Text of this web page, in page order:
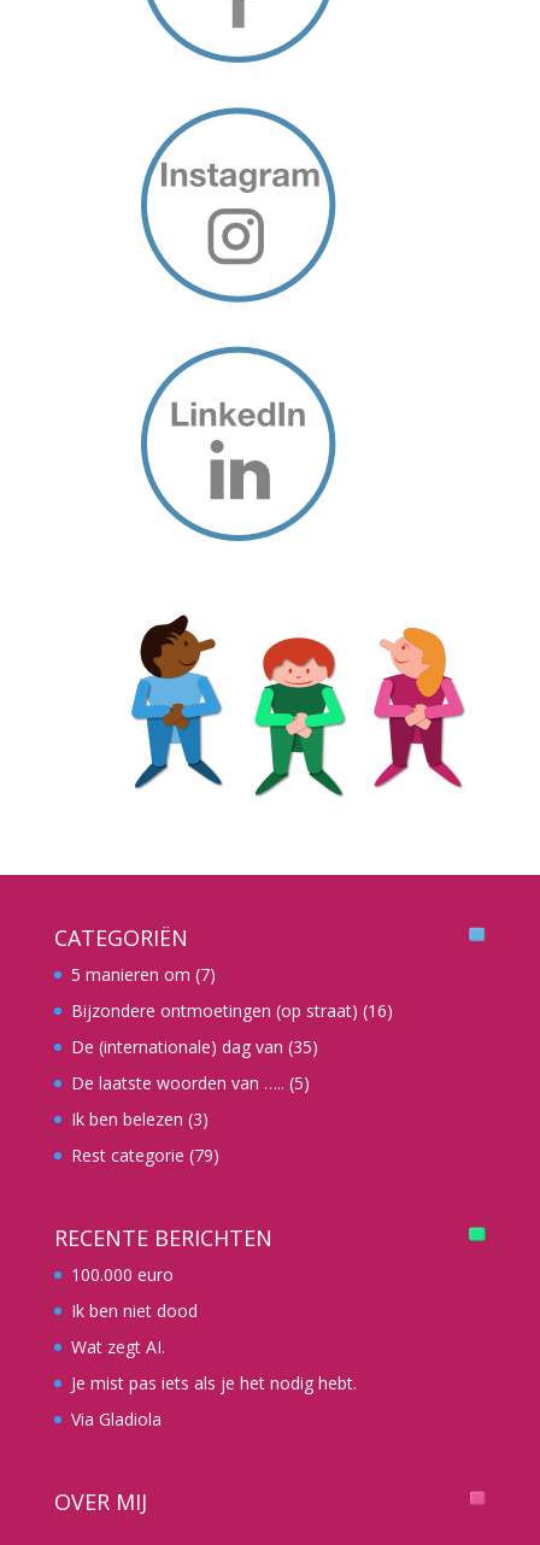
CATEGORIËN
5 manieren om (7)
Bijzondere ontmoetingen (op straat) (16)
De (internationale) dag van (35)
De laatste woorden van ….. (5)
Ik ben belezen (3)
Rest categorie (79)
RECENTE BERICHTEN
100.000 euro
Ik ben niet dood
Wat zegt AI.
Je mist pas iets als je het nodig hebt.
Via Gladiola
OVER MIJ